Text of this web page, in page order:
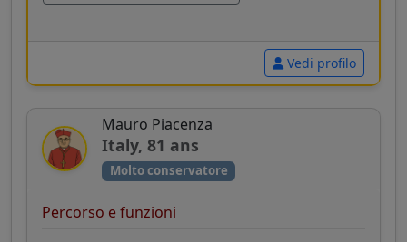
Vedi profilo
Mauro Piacenza
Italy, 81 ans
Molto conservatore
Percorso e funzioni